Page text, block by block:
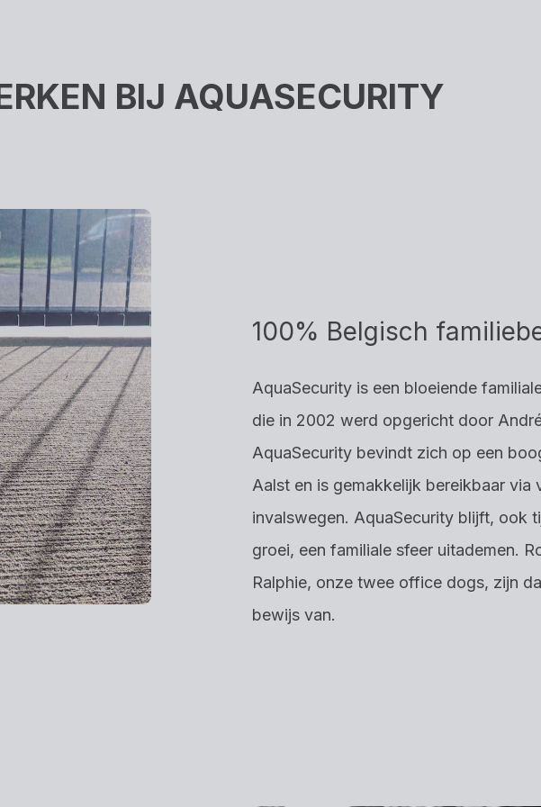
BIJ AQUASECURITY
100% Belgisch
AquaSecurity is een bloeiende
die in 2002 werd opgericht door
AquaSecurity bevindt zich op een
Aalst en is gemakkelijk bereikbaar via
invalswegen. AquaSecurity blijft, ook
groei, een familiale sfeer uitademen.
Ralphie, onze twee office dogs, zijn
bewijs van.